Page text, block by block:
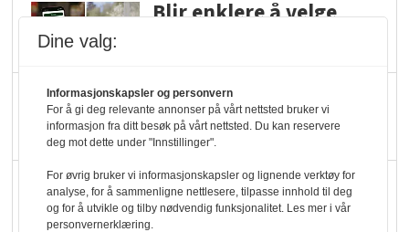
Blir enklere å velge
Kolonihagen sliter
med å få tak i nok melk
Rapport: Økokundene
er klare! Er markedet
Dine valg:
Informasjonskapsler og personvern
For å gi deg relevante annonser på vårt nettsted bruker vi
informasjon fra ditt besøk på vårt nettsted. Du kan reservere
deg mot dette under "Innstillinger".
For øvrig bruker vi informasjonskapsler og lignende verktøy for
analyse, for å sammenligne nettlesere, tilpasse innhold til deg
og for å utvikle og tilby nødvendig funksjonalitet. Les mer i vår
personvernerklæring.